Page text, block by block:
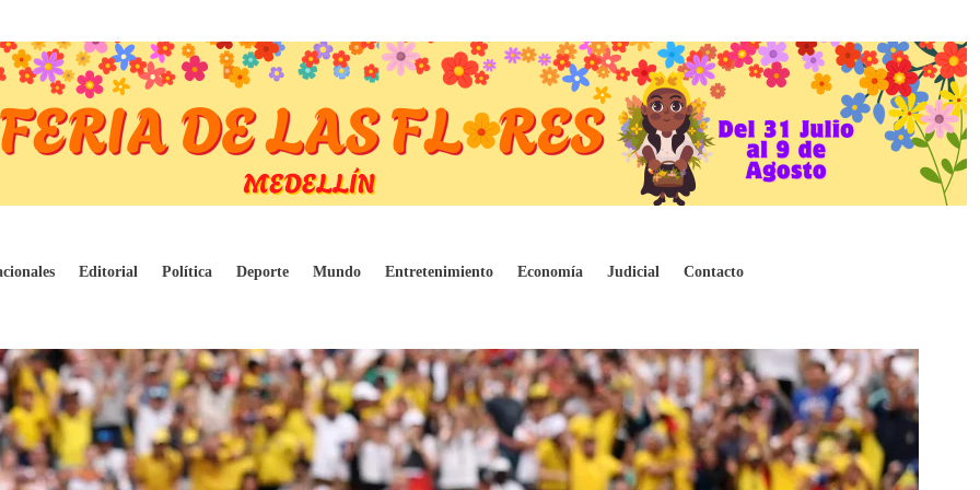
Editorial Política Deporte Mundo Entretenimiento Economía Judicial Contacto
2026: pase a 16avos y feriado decretado por Noboa